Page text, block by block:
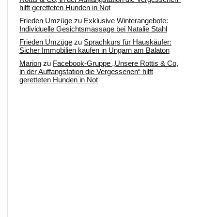
hilft geretteten Hunden in Not
Frieden Umzüge zu Exklusive Winterangebote:
Individuelle Gesichtsmassage bei Natalie Stahl
Frieden Umzüge zu Sprachkurs für Hauskäufer:
Sicher Immobilien kaufen in Ungarn am Balaton
Marion zu Facebook-Gruppe „Unsere Rottis & Co,
in der Auffangstation die Vergessenen“ hilft
geretteten Hunden in Not